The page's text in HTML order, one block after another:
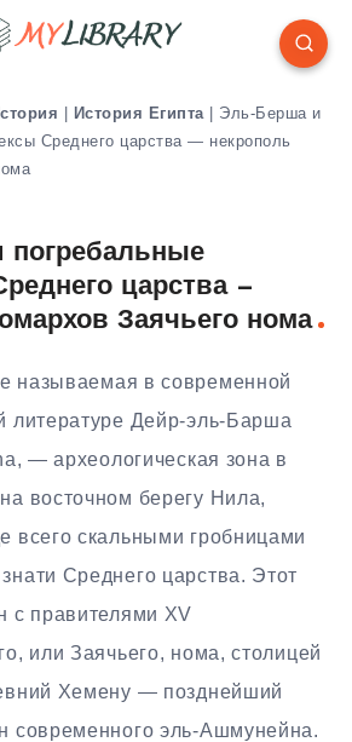
| История Египта | Эль-Берша и
Среднего царства — некрополь
царства —
Заячьего нома
называемая в современной
литературе Дейр-эль-Барша
— археологическая зона в
восточном берегу Нила,
всего скальными гробницами
Среднего царства. Этот
с правителями XV
или Заячьего, нома, столицей
Хемену — позднейший
современного эль-Ашмунейна.